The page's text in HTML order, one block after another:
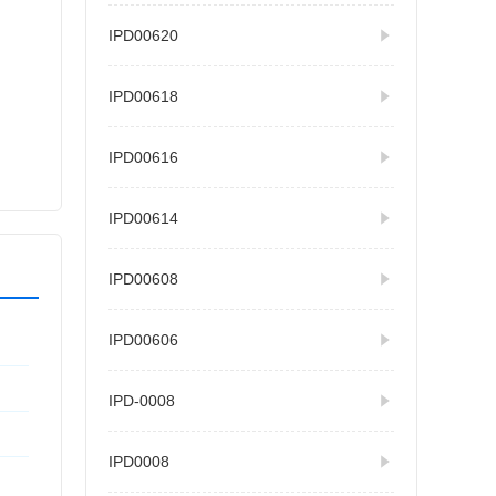
IPD00620
IPD00618
IPD00616
IPD00614
IPD00608
IPD00606
IPD-0008
IPD0008